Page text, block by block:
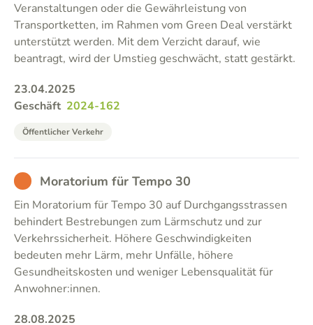
Veranstaltungen oder die Gewährleistung von
Transportketten, im Rahmen vom Green Deal verstärkt
unterstützt werden. Mit dem Verzicht darauf, wie
beantragt, wird der Umstieg geschwächt, statt gestärkt.
23.04.2025
Geschäft 2024-162
Öffentlicher Verkehr
BAD Moratorium für Tempo 30
Ein Moratorium für Tempo 30 auf Durchgangsstrassen
behindert Bestrebungen zum Lärmschutz und zur
Verkehrssicherheit. Höhere Geschwindigkeiten
bedeuten mehr Lärm, mehr Unfälle, höhere
Gesundheitskosten und weniger Lebensqualität für
Anwohner:innen.
28.08.2025